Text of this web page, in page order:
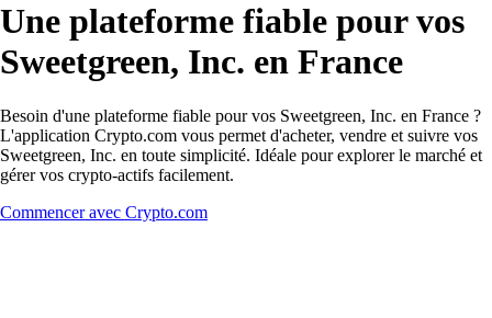
Une plateforme fiable pour vos
Sweetgreen, Inc. en France
Besoin d'une plateforme fiable pour vos Sweetgreen, Inc. en France ?
L'application Crypto.com vous permet d'acheter, vendre et suivre vos
Sweetgreen, Inc. en toute simplicité. Idéale pour explorer le marché et
gérer vos crypto-actifs facilement.
Commencer avec Crypto.com